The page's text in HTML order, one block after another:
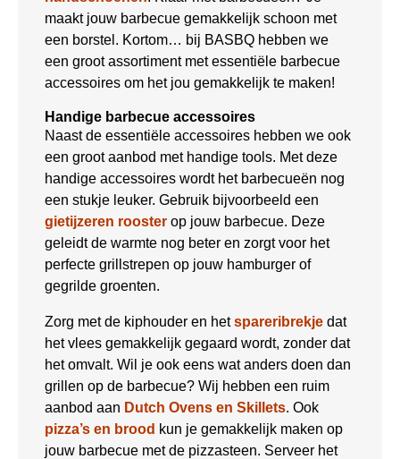
maakt jouw barbecue gemakkelijk schoon met
een borstel. Kortom… bij BASBQ hebben we
een groot assortiment met essentiële barbecue
accessoires om het jou gemakkelijk te maken!
Handige barbecue accessoires
Naast de essentiële accessoires hebben we ook
een groot aanbod met handige tools. Met deze
handige accessoires wordt het barbecueën nog
een stukje leuker. Gebruik bijvoorbeeld een
gietijzeren rooster op jouw barbecue. Deze
geleidt de warmte nog beter en zorgt voor het
perfecte grillstrepen op jouw hamburger of
gegrilde groenten.
Zorg met de kiphouder en hetspareribrekje dat
het vlees gemakkelijk gegaard wordt, zonder dat
het omvalt. Wil je ook eens wat anders doen dan
grillen op de barbecue? Wij hebben een ruim
aanbod aan Dutch Ovens en Skillets. Ook
pizza’s en brood kun je gemakkelijk maken op
jouw barbecue met de pizzasteen. Serveer het